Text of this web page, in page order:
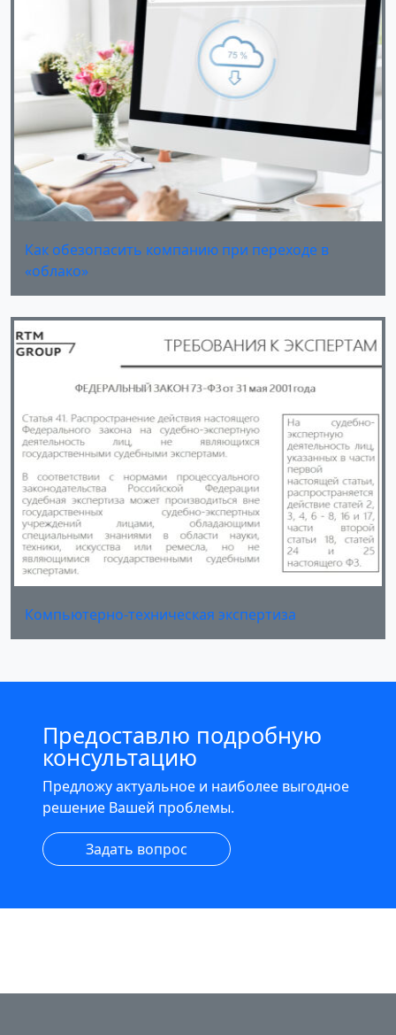
Как обезопасить компанию при переходе в
«облако»
Компьютерно-техническая экспертиза
Предоставлю подробную
консультацию
Предложу актуальное и наиболее выгодное
решение Вашей проблемы.
Задать вопрос